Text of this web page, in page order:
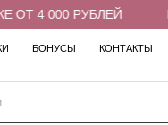
4 000 РУБЛЕЙ
БОНУСЫ КОНТАКТЫ